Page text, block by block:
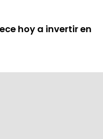
hoy a invertir en